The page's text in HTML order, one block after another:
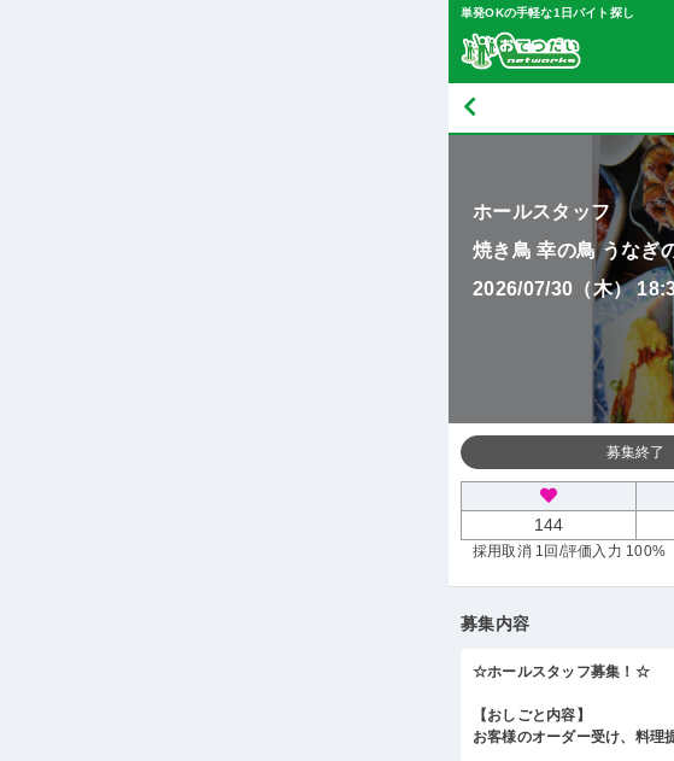
単発OKの手軽な1日バイト探し
ホールスタッフ
焼き鳥 幸の鳥 うなぎ
2026/07/30（木）
募集終了
144
採用取消 1回 /評価入力 100%
募集内容
☆ホールスタッフ募集！☆
【おしごと内容】
お客様のオーダー受け、料理